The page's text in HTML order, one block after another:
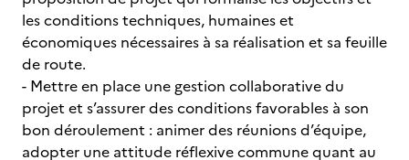
les conditions techniques, humaines et
économiques nécessaires à sa réalisation et sa feuille
de route.
- Mettre en place une gestion collaborative du
projet et s’assurer des conditions favorables à son
bon déroulement : animer des réunions d’équipe,
adopter une attitude réflexive commune quant au